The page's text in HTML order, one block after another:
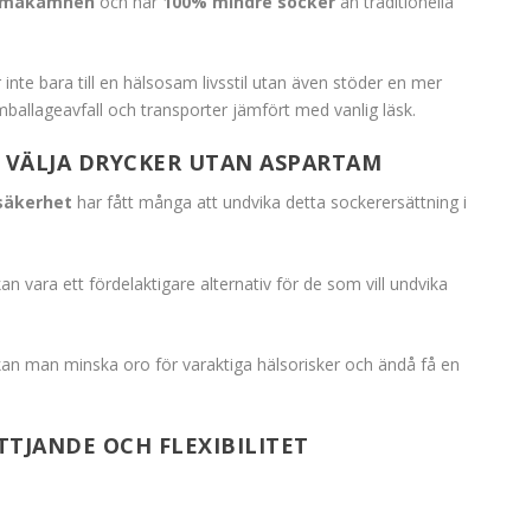
bara till en hälsosam livsstil utan även stöder en mer
och transporter jämfört med vanlig läsk.
DRYCKER UTAN ASPARTAM
har fått många att undvika detta sockerersättning i
vara ett fördelaktigare alternativ för de som vill undvika
man minska oro för varaktiga hälsorisker och ändå få en
OCH FLEXIBILITET